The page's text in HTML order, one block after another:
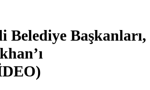
Başkanları,